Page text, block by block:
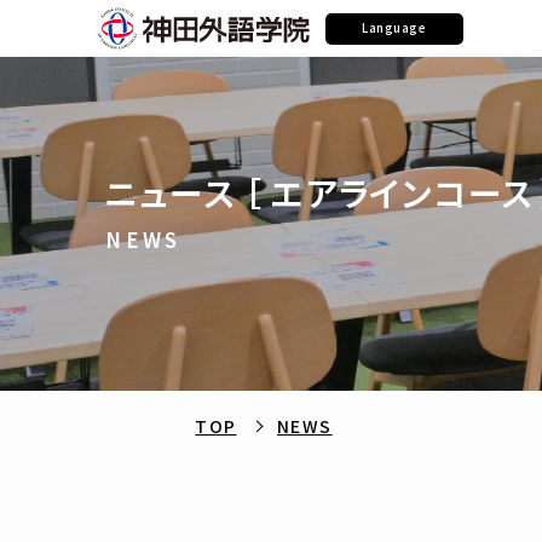
Language
ニュース ［ エアラインコース
NEWS
TOP NEWS